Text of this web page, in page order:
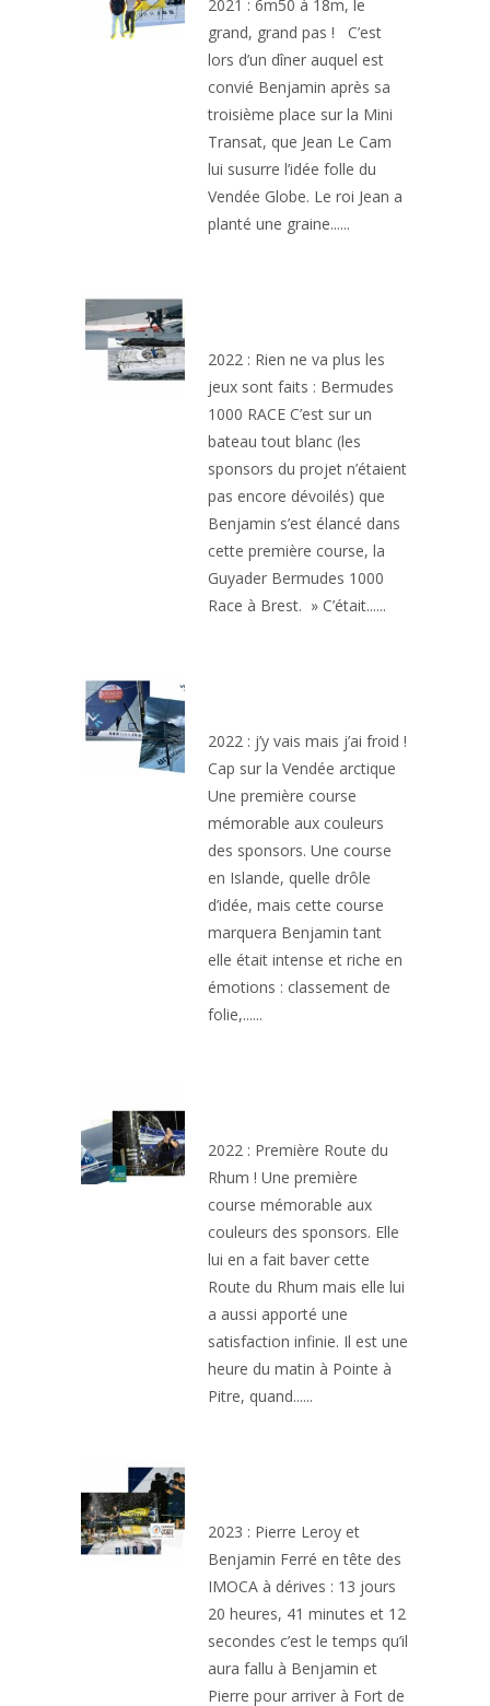
2021 : 6m50 à 18m, le
grand, grand pas ! C’est
lors d’un dîner auquel est
convié Benjamin après sa
troisième place sur la Mini
Transat, que Jean Le Cam
lui susurre l’idée folle du
Vendée Globe. Le roi Jean a
planté une graine......
2022 : Rien ne va plus les
jeux sont faits : Bermudes
1000 RACE C’est sur un
bateau tout blanc (les
sponsors du projet n’étaient
pas encore dévoilés) que
Benjamin s’est élancé dans
cette première course, la
Guyader Bermudes 1000
Race à Brest. » C’était......
2022 : j’y vais mais j’ai froid !
Cap sur la Vendée arctique
Une première course
mémorable aux couleurs
des sponsors. Une course
en Islande, quelle drôle
d’idée, mais cette course
marquera Benjamin tant
elle était intense et riche en
émotions : classement de
folie,......
2022 : Première Route du
Rhum ! Une première
course mémorable aux
couleurs des sponsors. Elle
lui en a fait baver cette
Route du Rhum mais elle lui
a aussi apporté une
satisfaction infinie. Il est une
heure du matin à Pointe à
Pitre, quand......
2023 : Pierre Leroy et
Benjamin Ferré en tête des
IMOCA à dérives : 13 jours
20 heures, 41 minutes et 12
secondes c’est le temps qu’il
aura fallu à Benjamin et
Pierre pour arriver à Fort de